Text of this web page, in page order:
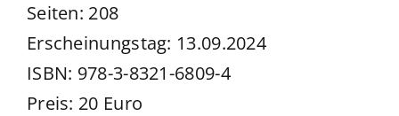
Seiten: 208
Erscheinungstag: 13.09.2024
ISBN: 978-3-8321-6809-4
Preis: 20 Euro